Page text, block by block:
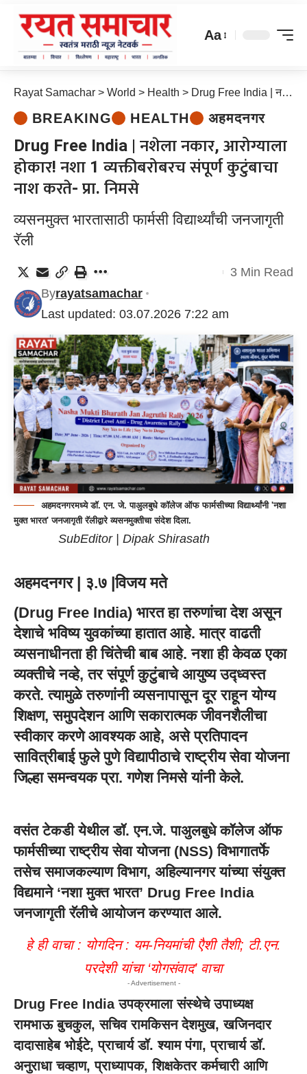
Aa
Rayat Samachar > World > Health > Drug Free India | नशेला नकार, आरोग्याला होकार! नशा 1 व्यक्तीबरोबरच संपूर्ण कुटुंबाचा नाश करते- प्रा. निमसे
BREAKING HEALTH अहमदनगर
Drug Free India | नशेला नकार, आरोग्याला
होकार! नशा 1 व्यक्तीबरोबरच संपूर्ण कुटुंबाचा
नाश करते- प्रा. निमसे
व्यसनमुक्त भारतासाठी फार्मसी विद्यार्थ्यांची जनजागृती
रॅली
Last updated: 03.07.2026 7:22 am
Byrayatsamachar
3 Min Read
अहमदनगरमध्ये डॉ. एन. जे. पाअुलबुधे कॉलेज ऑफ फार्मसीच्या विद्यार्थ्यांनी 'नशा
मुक्त भारत' जनजागृती रॅलीद्वारे व्यसनमुक्तीचा संदेश दिला.
SubEditor | Dipak Shirasath
अहमदनगर | ३.७ |विजय मते
(Drug Free India) भारत हा तरुणांचा देश असून
देशाचे भविष्य युवकांच्या हातात आहे. मात्र वाढती
व्यसनाधीनता ही चिंतेची बाब आहे. नशा ही केवळ एका
व्यक्तीचे नव्हे, तर संपूर्ण कुटुंबाचे आयुष्य उद्ध्वस्त
करते. त्यामुळे तरुणांनी व्यसनापासून दूर राहून योग्य
शिक्षण, समुपदेशन आणि सकारात्मक जीवनशैलीचा
स्वीकार करणे आवश्यक आहे, असे प्रतिपादन
सावित्रीबाई फुले पुणे विद्यापीठाचेराष्ट्रीय सेवा योजना
जिल्हा समन्वयक प्रा. गणेश निमसे यांनी केले.
वसंत टेकडी येथील डॉ. एन.जे. पाअुलबुधे कॉलेज ऑफ
फार्मसीच्या राष्ट्रीय सेवा योजना (NSS) विभागातर्फे
तसेच समाजकल्याण विभाग, अहिल्यानगर यांच्या संयुक्त
विद्यमाने ‘नशा मुक्त भारत’ Drug Free India
जनजागृती रॅलीचे आयोजन करण्यात आले.
हे ही वाचा : योगदिन : यम-नियमांची एैशी तैशी; टी.एन.
परदेशी यांचा ‘योगसंवाद’ वाचा
- Advertisement -
Drug Free India उपक्रमाला संस्थेचे उपाध्यक्ष
रामभाऊ बुचकुल, सचिव रामकिसन देशमुख, खजिनदार
दादासाहेब भोईटे, प्राचार्य डॉ. श्याम पंगा, प्राचार्य डॉ.
अनुराधा चव्हाण, प्राध्यापक, शिक्षकेतर कर्मचारी आणि